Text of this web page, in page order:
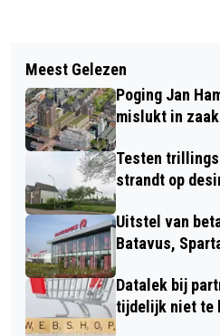
OUD-
SCHENK AFGELOPEN
OVERLEDEN
EÉN VERDACHTE
TELEFOONWINKEL
JAAR OUD
Meest Gelezen
Poging Jan
mislukt in
Testen
strandt op
Uitstel van
Batavus,
Datalek bij
tijdelijk niet te